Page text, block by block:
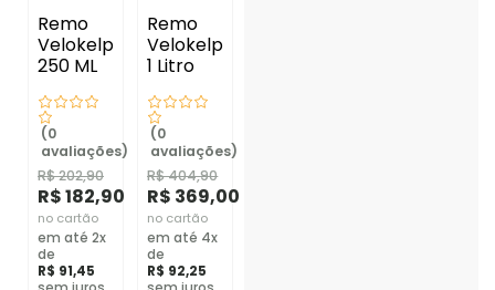
Remo
Velokelp
250 ML
(0
avaliações)
R$202,90
R$182,90
no cartão
em até 2x
de
R$ 91,45
Remo
Velokelp
1 Litro
(0
avaliações)
R$404,90
R$ 369,00
no cartão
em até 4x
de
R$ 92,25